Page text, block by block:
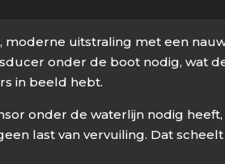
uitstraling met een
onder de boot nodig, wat
in beeld hebt.
onder de waterlijn nodig
last van vervuiling. Dat